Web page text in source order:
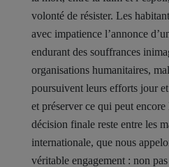
volonté de résister. Les
avec impatience l’annonce
endurant des souffrances
organisations humanitaires,
poursuivent leurs efforts jour
et préserver ce qui peut encore
décision finale reste entre les
internationale, que nous
véritable engagement : non